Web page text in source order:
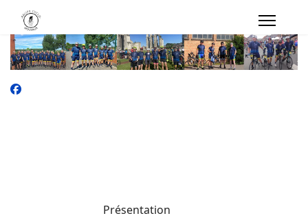
Présentation